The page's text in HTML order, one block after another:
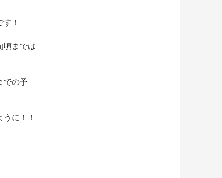
！
頃までは
での予
に！！